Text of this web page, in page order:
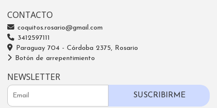
CONTACTO
coquitos.rosario@gmail.com
3412597111
Paraguay 704 - Córdoba 2375, Rosario
Botón de arrepentimiento
NEWSLETTER
SUSCRIBIRME